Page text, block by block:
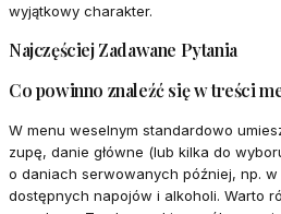
wyjątkowy charakter.
Najczęściej Zadawane Pytania
Co powinno znaleźć się w treści
W menu weselnym standardowo
zupę, danie główne (lub kilka do
o daniach serwowanych później, np.
dostępnych napojów i alkoholi. Warto